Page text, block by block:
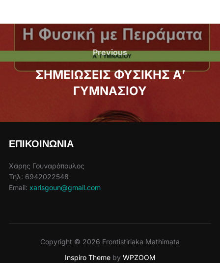
Post
navigation
Previous
Previous
ΣΗΜΕΙΩΣΕΙΣ ΦΥΣΙΚΗΣ Α’
ΓΥΜΝΑΣΙΟΥ
ΕΠΙΚΟΙΝΩΝΙΑ
Χάρης Γουναρόπουλος
Τηλ: 6942022548
Email: xarisgoun@gmail.com
Copyright © 2026 Frontistiriaka Mathimata
Inspiro Themeby WPZOOM